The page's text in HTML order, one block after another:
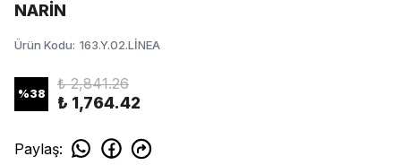
NARİN
Ürün Kodu: 163.Y.02.LİNEA
%38
₺ 2,841.26
₺ 1,764.42
Paylaş: